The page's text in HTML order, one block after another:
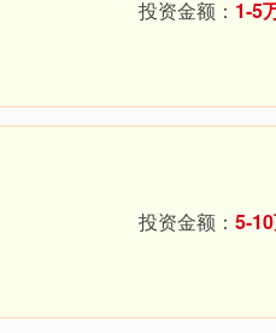
投资金额： 1-5
投资金额： 5-